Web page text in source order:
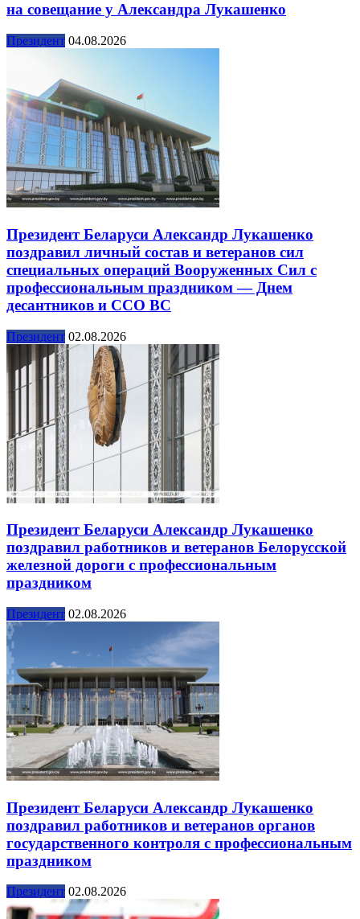
на совещание у Александра Лукашенко
Президент 04.08.2026
Президент Беларуси Александр Лукашенко
поздравил личный состав и ветеранов сил
специальных операций Вооруженных Сил с
профессиональным праздником — Днем
десантников и ССО ВС
Президент 02.08.2026
Президент Беларуси Александр Лукашенко
поздравил работников и ветеранов Белорусской
железной дороги с профессиональным
праздником
Президент 02.08.2026
Президент Беларуси Александр Лукашенко
поздравил работников и ветеранов органов
государственного контроля с профессиональным
праздником
Президент 02.08.2026